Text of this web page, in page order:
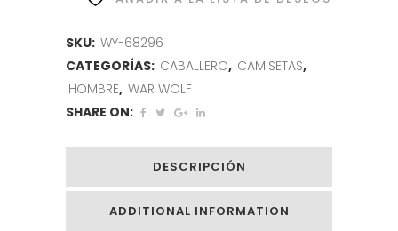
SKU: WY-68296
CATEGORÍAS: CABALLERO, CAMISETAS,
HOMBRE, WAR WOLF
SHARE ON:
DESCRIPCIÓN
ADDITIONAL INFORMATION